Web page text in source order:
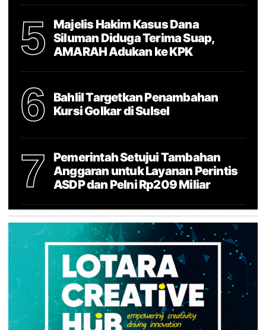
5
Majelis Hakim Kasus Dana
Siluman Diduga Terima Suap,
AMARAH Adukan ke KPK
6
Bahlil Targetkan Penambahan
Kursi Golkar di Sulsel
7
Pemerintah Setujui Tambahan
Anggaran untuk Layanan Perintis
ASDP dan Pelni Rp209 Miliar